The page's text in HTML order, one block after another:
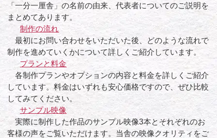
「一分一厘舎」の名前の由来、代表者についてのご説明を
まとめてあります。
制作の流れ
最初にお問い合わせをいただいた後、どのような流れで
制作を進めていくかについて詳しくご紹介しています。
プランと料金
各制作プランやオプションの内容と料金を詳しくご紹介
しています。料金はいずれも安心価格ですので、ぜひ比較
してみてください。
サンプル映像
実際に制作した作品のサンプル映像3本とそれぞれのお
客様の声をご覧いただけます。当舎の映像クオリティをご